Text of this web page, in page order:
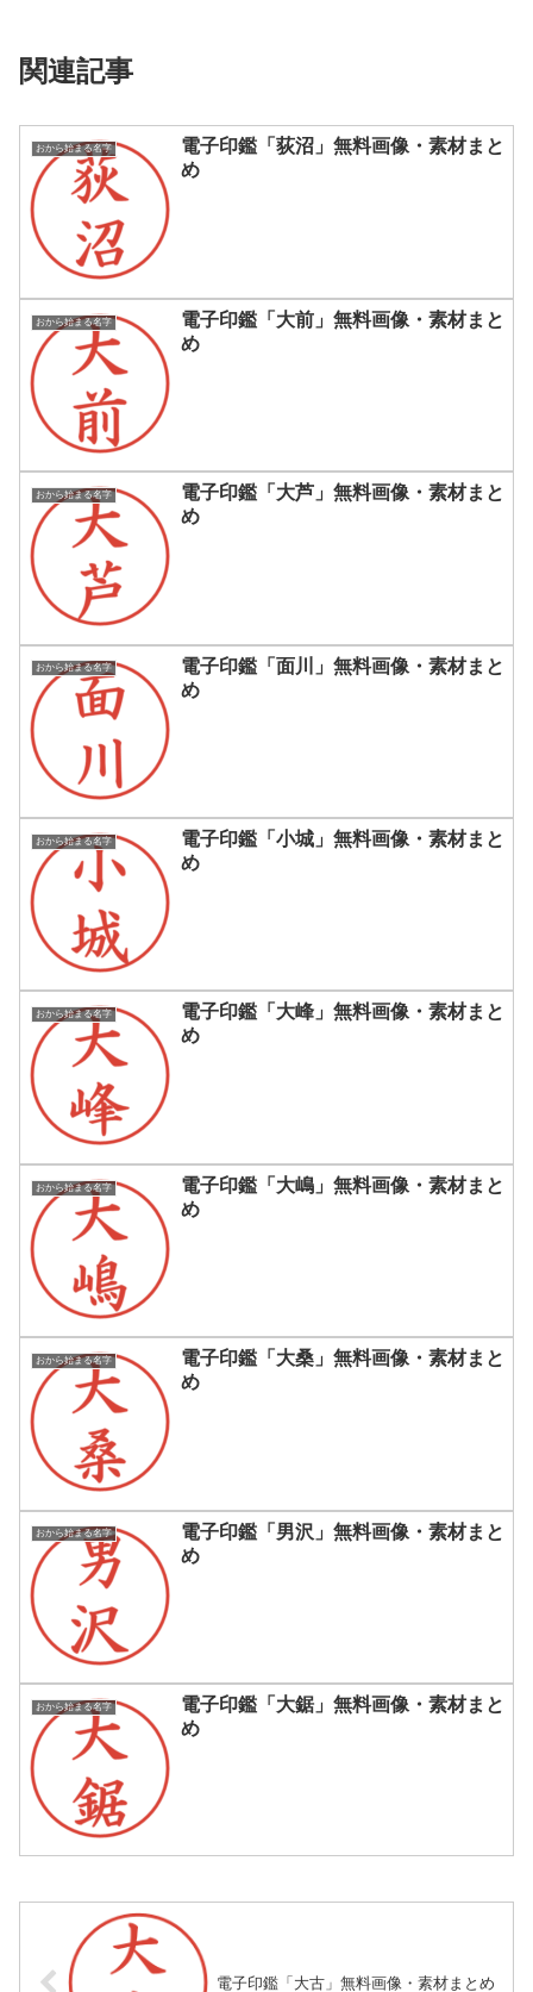
関連記事
おから始まる名字
電子印鑑「荻沼」無料画像・素材まと
め
おから始まる名字
電子印鑑「大前」無料画像・素材まと
め
おから始まる名字
電子印鑑「大芦」無料画像・素材まと
め
おから始まる名字
電子印鑑「面川」無料画像・素材まと
め
おから始まる名字
電子印鑑「小城」無料画像・素材まと
め
おから始まる名字
電子印鑑「大峰」無料画像・素材まと
め
おから始まる名字
電子印鑑「大嶋」無料画像・素材まと
め
おから始まる名字
電子印鑑「大桑」無料画像・素材まと
め
おから始まる名字
電子印鑑「男沢」無料画像・素材まと
め
おから始まる名字
電子印鑑「大鋸」無料画像・素材まと
め
電子印鑑「大古」無料画像・素材まとめ